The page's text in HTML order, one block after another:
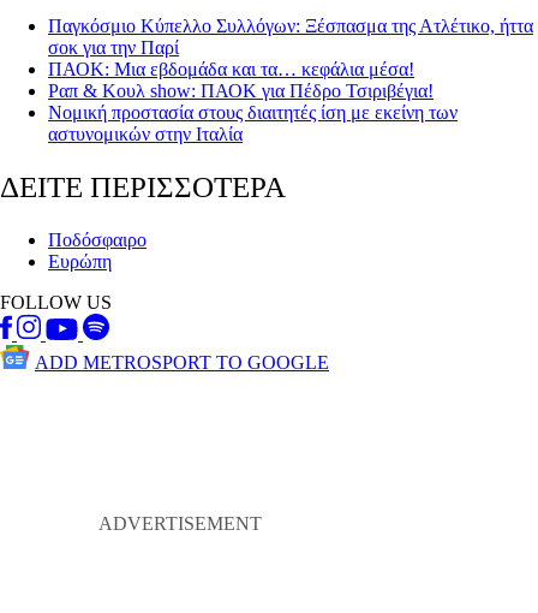
Παγκόσμιο Κύπελλο Συλλόγων: Ξέσπασμα της Ατλέτικο, ήττα
σοκ για την Παρί
ΠΑΟΚ: Μια εβδομάδα και τα… κεφάλια μέσα!
Ραπ & Κουλ show: ΠΑΟΚ για Πέδρο Τσιριβέγια!
Νομική προστασία στους διαιτητές ίση με εκείνη των
αστυνομικών στην Ιταλία
ΔΕΙΤΕ ΠΕΡΙΣΣΟΤΕΡΑ
Ποδόσφαιρο
Ευρώπη
FOLLOW US
ADD METROSPORT TO GOOGLE